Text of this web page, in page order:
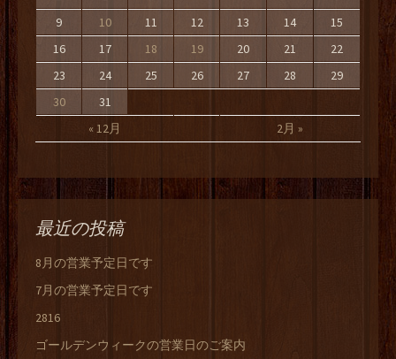
« 12月 2月 »
9
10 11 12 13 14
15
16
17 18 19 20 21
22
23
24 25 26 27 28
29
30
31
最近の投稿
8月の営業予定日です
7月の営業予定日です
2816
ゴールデンウィークの営業日のご案内